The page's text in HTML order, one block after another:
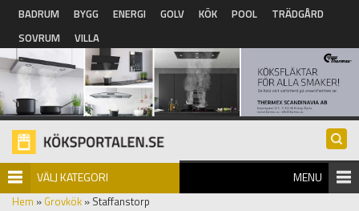
Hoppa till huvudinnehåll
BADRUM BYGG ENERGI GOLV KÖK POOL
TRÄDGÅRD
SOVRUM
VILLA
VÄLJ KATEGORI MENU
Hem » Grovkök » Staffanstorp